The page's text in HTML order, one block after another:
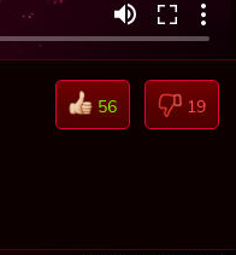
56 19